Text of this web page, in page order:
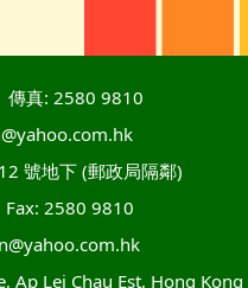
傳真: 2580 9810
號地下 (郵政局隔鄰)
Fax: 2580 9810
Ap Lei Chau Est, Hong Kong